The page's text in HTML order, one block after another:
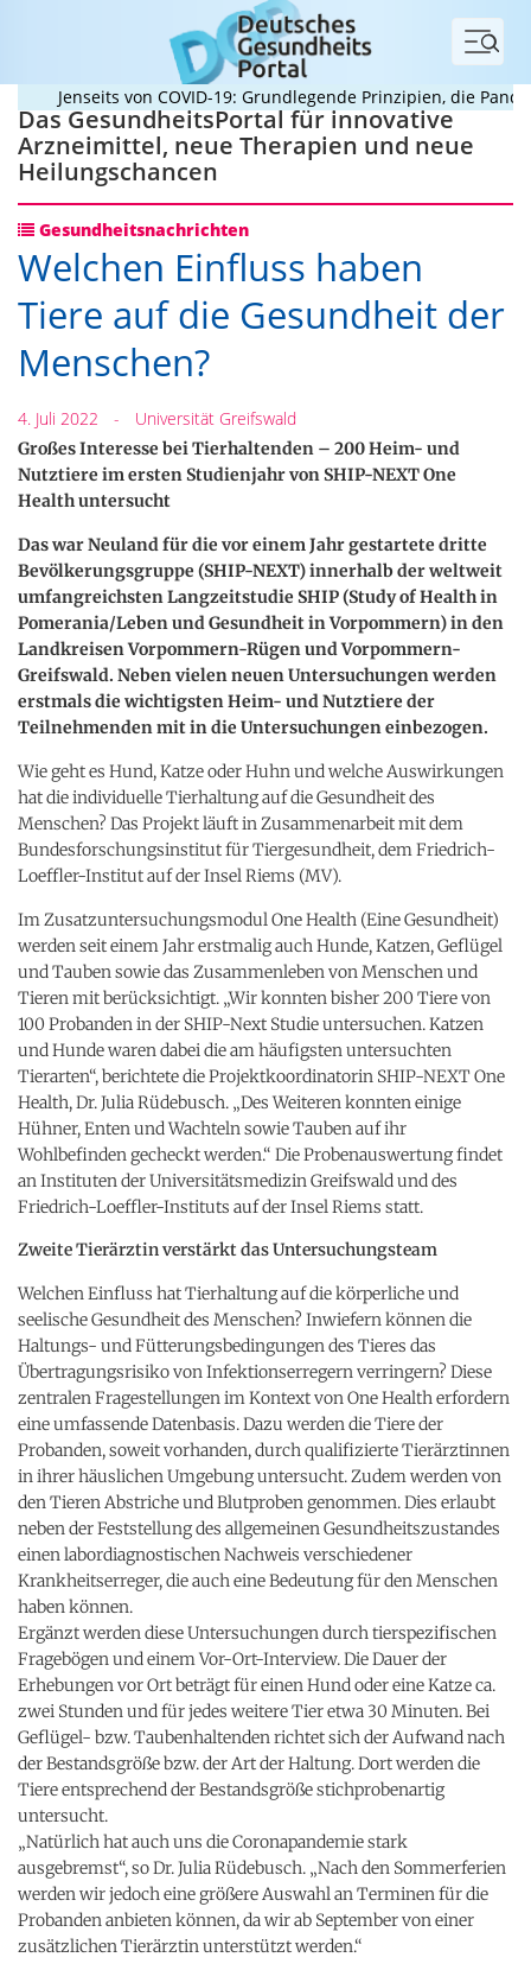
Menü
Jenseits von COVID-19: Grundlegende Prinzipien, die
Das GesundheitsPortal für innovative
Arzneimittel, neue Therapien und neue
Heilungschancen
Gesundheitsnachrichten
Welchen Einfluss haben
Tiere auf die Gesundheit der
Menschen?
4. Juli 2022 - Universität Greifswald
Großes Interesse bei Tierhaltenden – 200 Heim- und
Nutztiere im ersten Studienjahr von SHIP-NEXT One
Health untersucht
Das war Neuland für die vor einem Jahr gestartete dritte
Bevölkerungsgruppe (SHIP-NEXT) innerhalb der weltweit
umfangreichsten Langzeitstudie SHIP (Study of Health in
Pomerania/Leben und Gesundheit in Vorpommern) in den
Landkreisen Vorpommern-Rügen und Vorpommern-
Greifswald. Neben vielen neuen Untersuchungen werden
erstmals die wichtigsten Heim- und Nutztiere der
Teilnehmenden mit in die Untersuchungen einbezogen.
Wie geht es Hund, Katze oder Huhn und welche Auswirkungen
hat die individuelle Tierhaltung auf die Gesundheit des
Menschen? Das Projekt läuft in Zusammenarbeit mit dem
Bundesforschungsinstitut für Tiergesundheit, dem Friedrich-
Loeffler-Institut auf der Insel Riems (MV).
Im Zusatzuntersuchungsmodul One Health (Eine Gesundheit)
werden seit einem Jahr erstmalig auch Hunde, Katzen, Geflügel
und Tauben sowie das Zusammenleben von Menschen und
Tieren mit berücksichtigt. „Wir konnten bisher 200 Tiere von
100 Probanden in der SHIP-Next Studie untersuchen. Katzen
und Hunde waren dabei die am häufigsten untersuchten
Tierarten“, berichtete die Projektkoordinatorin SHIP-NEXT One
Health, Dr. Julia Rüdebusch. „Des Weiteren konnten einige
Hühner, Enten und Wachteln sowie Tauben auf ihr
Wohlbefinden gecheckt werden.“ Die Probenauswertung findet
an Instituten der Universitätsmedizin Greifswald und des
Friedrich-Loeffler-Instituts auf der Insel Riems statt.
Zweite Tierärztin verstärkt das Untersuchungsteam
Welchen Einfluss hat Tierhaltung auf die körperliche und
seelische Gesundheit des Menschen? Inwiefern können die
Haltungs- und Fütterungsbedingungen des Tieres das
Übertragungsrisiko von Infektionserregern verringern? Diese
zentralen Fragestellungen im Kontext von One Health erfordern
eine umfassende Datenbasis. Dazu werden die Tiere der
Probanden, soweit vorhanden, durch qualifizierte Tierärztinnen
in ihrer häuslichen Umgebung untersucht. Zudem werden von
den Tieren Abstriche und Blutproben genommen. Dies erlaubt
neben der Feststellung des allgemeinen Gesundheitszustandes
einen labordiagnostischen Nachweis verschiedener
Krankheitserreger, die auch eine Bedeutung für den Menschen
haben können.
Ergänzt werden diese Untersuchungen durch tierspezifischen
Fragebögen und einem Vor-Ort-Interview. Die Dauer der
Erhebungen vor Ort beträgt für einen Hund oder eine Katze ca.
zwei Stunden und für jedes weitere Tier etwa 30 Minuten. Bei
Geflügel- bzw. Taubenhaltenden richtet sich der Aufwand nach
der Bestandsgröße bzw. der Art der Haltung. Dort werden die
Tiere entsprechend der Bestandsgröße stichprobenartig
untersucht.
„Natürlich hat auch uns die Coronapandemie stark
ausgebremst“, so Dr. Julia Rüdebusch. „Nach den Sommerferien
werden wir jedoch eine größere Auswahl an Terminen für die
Probanden anbieten können, da wir ab September von einer
zusätzlichen Tierärztin unterstützt werden.“